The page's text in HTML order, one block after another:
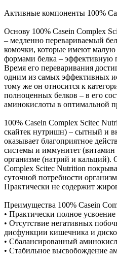
Активные компоненты 100%
Основу 100% Casein Complex
– медленно перевариваемый
комочки, которые имеют
формами белка – эффективную
Время его переваривания
одним из самых эффективных
тому же он относится к
полноценных белков – в его
аминокислоты в оптимальной
100% Casein Complex Scitec
скайтек нутришн) – сытный и
оказывает благоприятное
системы и иммунитет (витамин
организме (натрий и кальций).
Complex Scitec Nutrition
суточной потребности
Практически не содержит
Преимущества 100% Casein
• Практически полное усвоение
• Отсутствие негативных
дисфункции кишечника и
• Сбалансированный
• Стабильное высвобождение